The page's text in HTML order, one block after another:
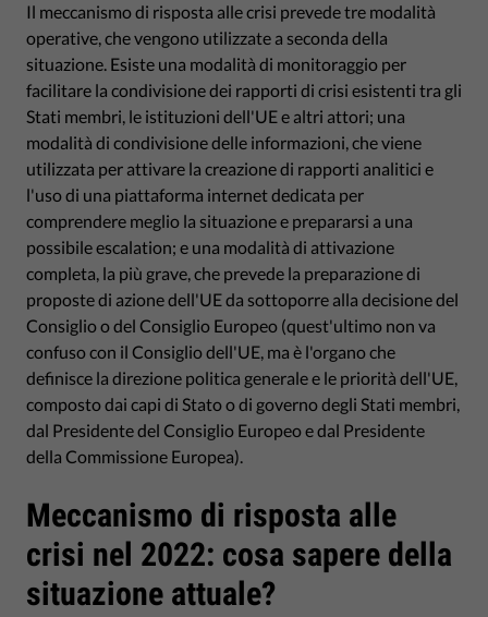
Il meccanismo di risposta alle crisi prevede tre modalità
operative, che vengono utilizzate a seconda della
situazione. Esiste una modalità di monitoraggio per
facilitare la condivisione dei rapporti di crisi esistenti tra gli
Stati membri, le istituzioni dell'UE e altri attori; una
modalità di condivisione delle informazioni, che viene
utilizzata per attivare la creazione di rapporti analitici e
l'uso di una piattaforma internet dedicata per
comprendere meglio la situazione e prepararsi a una
possibile escalation; e una modalità di attivazione
completa, la più grave, che prevede la preparazione di
proposte di azione dell'UE da sottoporre alla decisione del
Consiglio o del Consiglio Europeo (quest'ultimo non va
confuso con il Consiglio dell'UE, ma è l'organo che
definisce la direzione politica generale e le priorità dell'UE,
composto dai capi di Stato o di governo degli Stati membri,
dal Presidente del Consiglio Europeo e dal Presidente
della Commissione Europea).
Meccanismo di risposta alle
crisi nel 2022: cosa sapere della
situazione attuale?